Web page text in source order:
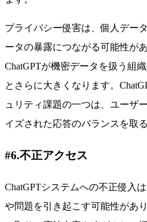
プライバシー侵害は、個人デー
ータの暴露につながる可能性が
ChatGPTが機密データを扱う組
とさらに大きくなります。
ュリティ課題の一つは、ユーザ
イズされた応答のバランスを取
#6.不正アクセス
ChatGPTシステムへの不正侵入
や問題を引き起こす可能性があ